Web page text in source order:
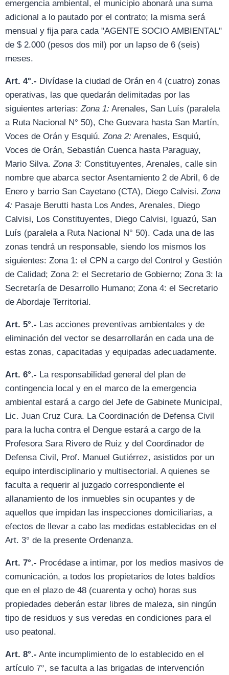
emergencia ambiental, el municipio abonará una suma
adicional a lo pautado por el contrato; la misma será
mensual y fija para cada "AGENTE SOCIO AMBIENTAL"
de $ 2.000 (pesos dos mil) por un lapso de 6 (seis)
meses.
Art. 4°.- Divídase la ciudad de Orán en 4 (cuatro) zonas
operativas, las que quedarán delimitadas por las
siguientes arterias:Zona 1: Arenales, San Luís (paralela
a Ruta Nacional N° 50), Che Guevara hasta San Martín,
Voces de Orán y Esquiú.Zona 2: Arenales, Esquiú,
Voces de Orán, Sebastián Cuenca hasta Paraguay,
Mario Silva.Zona 3: Constituyentes, Arenales, calle sin
nombre que abarca sector Asentamiento 2 de Abril, 6 de
Enero y barrio San Cayetano (CTA), Diego Calvisi.Zona
4: Pasaje Berutti hasta Los Andes, Arenales, Diego
Calvisi, Los Constituyentes, Diego Calvisi, Iguazú, San
Luís (paralela a Ruta Nacional N° 50). Cada una de las
zonas tendrá un responsable, siendo los mismos los
siguientes: Zona 1: el CPN a cargo del Control y Gestión
de Calidad; Zona 2: el Secretario de Gobierno; Zona 3: la
Secretaría de Desarrollo Humano; Zona 4: el Secretario
de Abordaje Territorial.
Art. 5°.- Las acciones preventivas ambientales y de
eliminación del vector se desarrollarán en cada una de
estas zonas, capacitadas y equipadas adecuadamente.
Art. 6°.- La responsabilidad general del plan de
contingencia local y en el marco de la emergencia
ambiental estará a cargo del Jefe de Gabinete Municipal,
Lic. Juan Cruz Cura. La Coordinación de Defensa Civil
para la lucha contra el Dengue estará a cargo de la
Profesora Sara Rivero de Ruiz y del Coordinador de
Defensa Civil, Prof. Manuel Gutiérrez, asistidos por un
equipo interdisciplinario y multisectorial. A quienes se
faculta a requerir al juzgado correspondiente el
allanamiento de los inmuebles sin ocupantes y de
aquellos que impidan las inspecciones domiciliarias, a
efectos de llevar a cabo las medidas establecidas en el
Art. 3° de la presente Ordenanza.
Art. 7°.- Procédase a intimar, por los medios masivos de
comunicación, a todos los propietarios de lotes baldíos
que en el plazo de 48 (cuarenta y ocho) horas sus
propiedades deberán estar libres de maleza, sin ningún
tipo de residuos y sus veredas en condiciones para el
uso peatonal.
Art. 8°.- Ante incumplimiento de lo establecido en el
artículo 7°, se faculta a las brigadas de intervención